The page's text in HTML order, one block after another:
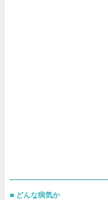
どんな病気か